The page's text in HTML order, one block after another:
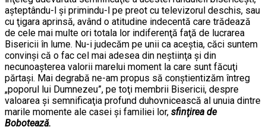
aşteptându-l şi primindu-l pe preot cu televizorul deschis, sau
cu ţigara aprinsă, având o atitudine indecentă care trădează
de cele mai multe ori totala lor indiferenţă faţă de lucrarea
Bisericii în lume. Nu-i judecăm pe unii ca aceştia, căci suntem
convinşi că o fac cel mai adesea din neştiinţa şi din
necunoaşterea valorii marelui moment la care sunt făcuţi
părtaşi. Mai degrabă ne-am propus să conştientizăm întreg
„poporul lui Dumnezeu”, pe toţi membrii Bisericii, despre
valoarea şi semnificaţia profund duhovnicească al unuia dintre
marile momente ale casei şi familiei lor, sfinţirea de
Bobotează.